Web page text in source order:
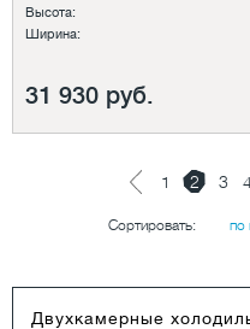
Высота:
Ширина:
31 930 руб.
1 2 3
Сортировать: по
Двухкамерные